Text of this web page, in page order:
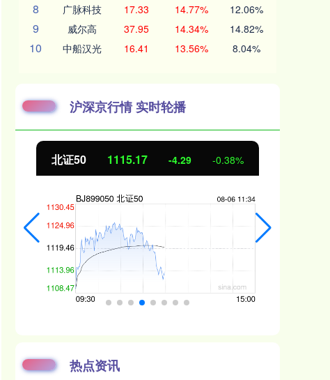
8 广脉科技 17.33 14.77% 12.06%
9 威尔高 37.95 14.34% 14.82%
10 中船汉光 16.41 13.56% 8.04%
沪深京行情 实时轮播
北证50 1115.17 -4.29 -0.38%
热点资讯